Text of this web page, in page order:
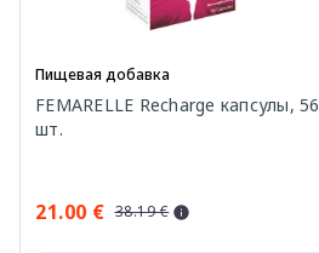
Пищевая добавка
FEMARELLE Recharge капсулы, 56
шт.
21.00 € 38.19 €